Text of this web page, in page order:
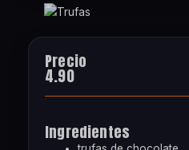
Precio
4.90
Ingredientes